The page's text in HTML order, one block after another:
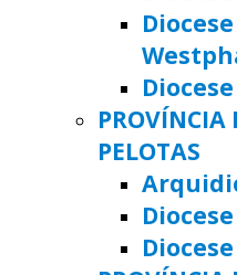
PROVÍNCIA
PELOTAS